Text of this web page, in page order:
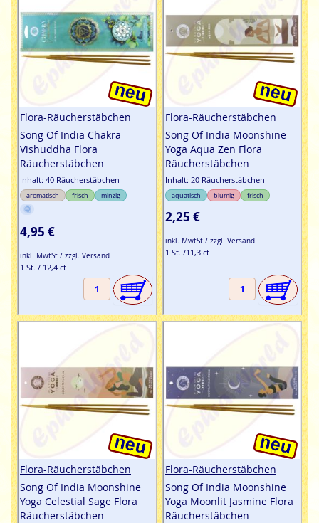
Flora-Räucherstäbchen
Song Of India Chakra
Vishuddha Flora
Räucherstäbchen
Inhalt: 40 Räucherstäbchen
aromatisch frisch minzig
4,95 €
inkl. MwtSt / zzgl. Versand
1 St. / 12,4 ct
Flora-Räucherstäbchen
Song Of India Moonshine
Yoga Aqua Zen Flora
Räucherstäbchen
Inhalt: 20 Räucherstäbchen
aquatisch blumig frisch
2,25 €
inkl. MwtSt / zzgl. Versand
1 St. /11,3 ct
Flora-Räucherstäbchen
Song Of India Moonshine
Yoga Celestial Sage Flora
Räucherstäbchen
Flora-Räucherstäbchen
Song Of India Moonshine
Yoga Moonlit Jasmine Flora
Räucherstäbchen